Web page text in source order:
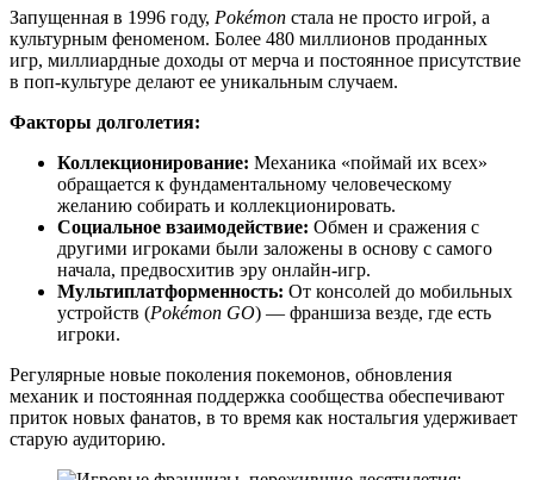
Запущенная в 1996 году, Pokémon стала не просто игрой, а
культурным феноменом. Более 480 миллионов проданных
игр, миллиардные доходы от мерча и постоянное присутствие
в поп-культуре делают ее уникальным случаем.
Факторы долголетия:
Коллекционирование: Механика «поймай их всех»
обращается к фундаментальному человеческому
желанию собирать и коллекционировать.
Социальное взаимодействие: Обмен и сражения с
другими игроками были заложены в основу с самого
начала, предвосхитив эру онлайн-игр.
Мультиплатформенность: От консолей до мобильных
устройств (Pokémon GO) — франшиза везде, где есть
игроки.
Регулярные новые поколения покемонов, обновления
механик и постоянная поддержка сообщества обеспечивают
приток новых фанатов, в то время как ностальгия удерживает
старую аудиторию.